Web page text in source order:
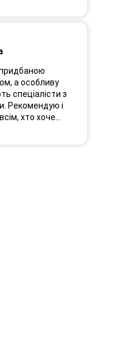
а особливу
спеціалісти з
Рекомендую і
хто хоче